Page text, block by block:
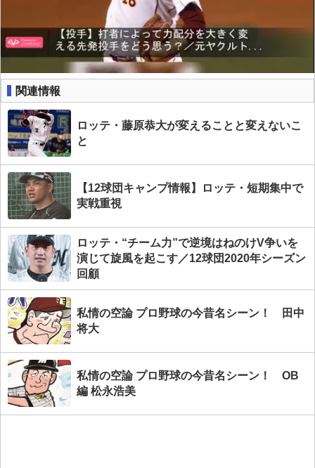
関連情報
ロッテ・藤原恭大が変えることと変えないこ
と
【12球団キャンプ情報】ロッテ・短期集中で
実戦重視
ロッテ・“チーム力”で逆境はねのけV争いを
演じて旋風を起こす／12球団2020年シーズン
回顧
私情の空論 プロ野球の今昔名シーン！ 田中
将大
私情の空論 プロ野球の今昔名シーン！ OB
編 松永浩美